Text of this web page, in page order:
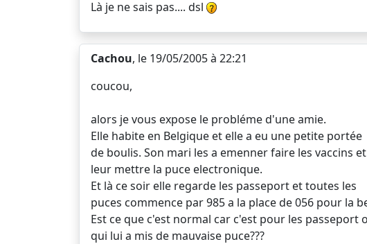
Là je ne sais pas.... dsl
Cachou, le 19/05/2005 à 22:21
coucou,
alors je vous expose le probléme d'une amie.
Elle habite en Belgique et elle a eu une petite portée
de boulis. Son mari les a emenner faire les vaccins et
leur mettre la puce electronique.
Et là ce soir elle regarde les passeport et toutes les
puces commence par 985 a la place de 056 pour la
Est ce que c'est normal car c'est pour les passeport
qui lui a mis de mauvaise puce???